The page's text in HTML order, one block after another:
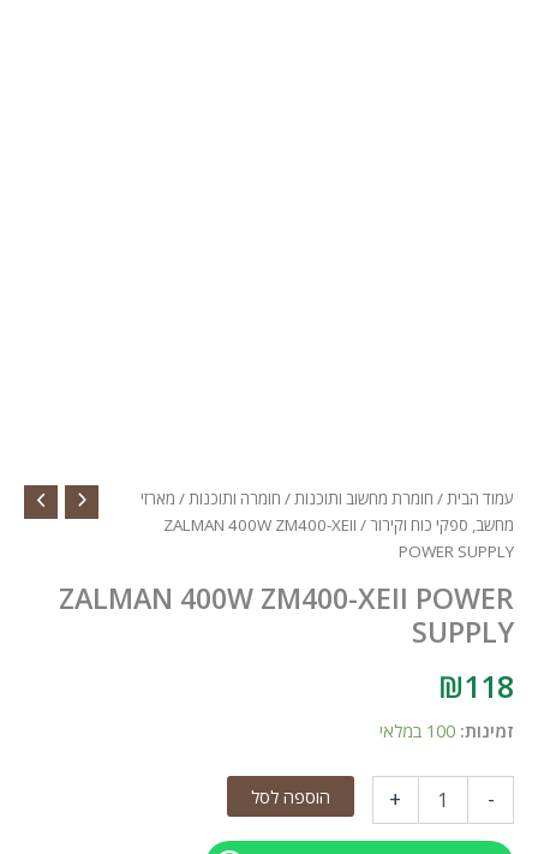
עמוד הבית/ חומרת מחשוב ותוכנות/ חומרה ותוכנות/ מארזי
מחשב, ספקי כוח וקירור
/ ZALMAN 400W ZM400-XEII
POWER SUPPLY
ZALMAN 400W ZM400-XEII POWER
SUPPLY
₪118
זמינות: 100 במלאי
-
+ הוספה לסל